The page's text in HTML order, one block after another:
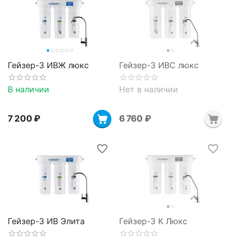
Гейзер-3 ИВЖ люкс
В наличии
7 200 ₽
Гейзер-3 ИВС люкс
Нет в наличии
6 760 ₽
Гейзер-3 ИВ Элита Гейзер-3 К Люкс